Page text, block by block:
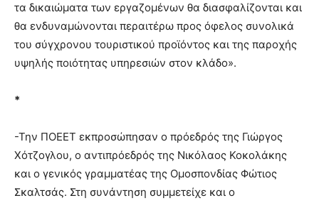
τα δικαιώματα των εργαζομένων θα διασφαλίζονται και
θα ενδυναμώνονται περαιτέρω προς όφελος συνολικά
του σύγχρονου τουριστικού προϊόντος και της παροχής
υψηλής ποιότητας υπηρεσιών στον κλάδο».
*
-Την ΠΟΕΕΤ εκπροσώπησαν ο πρόεδρός της Γιώργος
Χότζογλου, ο αντιπρόεδρός της Νικόλαος Κοκολάκης
και ο γενικός γραμματέας της Ομοσπονδίας Φώτιος
Σκαλτσάς. Στη συνάντηση συμμετείχε και ο